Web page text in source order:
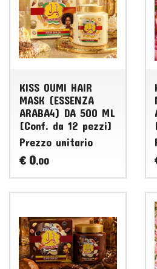
KISS OUMI HAIR
MASK (ESSENZA
ARABA4) DA 500 ML
[Conf. da 12 pezzi]
Prezzo unitario
€ 0,00